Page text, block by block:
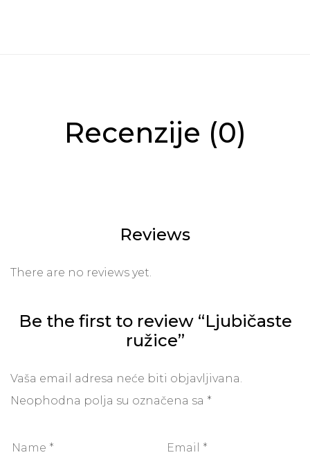
Recenzije (0)
Reviews
There are no reviews yet.
Be the first to review “Ljubičaste
ružice”
Vaša email adresa neće biti objavljivana.
Neophodna polja su označena sa *